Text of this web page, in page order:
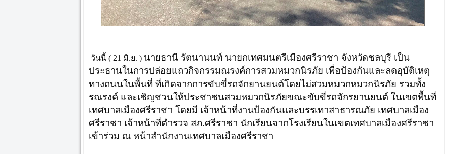
วันนี้ ( 21 มิ.ย. ) นายธานี รัตนานนท์ นายกเทศมนตรีเมืองศรีราชา จังหวัดชลบุรี เป็น
ประธานในการปล่อยแถวกิจกรรมณรงค์การสวมหมวกนิรภัย เพื่อป้องกันและลดอุบัติเหตุ
ทางถนนในพื้นที่ ที่เกิดจากการขับขี่รถจักยานยนต์โดยไม่สวมหมวกหมวกนิรภัย รวมทั้ง
รณรงค์ และเชิญชวนให้ประชาชนสวมหมวกนิรภัยขณะขับขี่รถจักรยานยนต์ ในเขตพื้นที่
เทศบาลเมืองศรีราชา โดยมี เจ้าหน้าที่งานป้องกันและบรรเทาสาธารณภัย เทศบาลเมือง
ศรีราชา เจ้าหน้าที่ตำรวจ สภ.ศรีราชา นักเรียนจากโรงเรียนในเขตเทศบาลเมืองศรีราชา
เข้าร่วม ณ หน้าสำนักงานเทศบาลเมืองศรีราชา